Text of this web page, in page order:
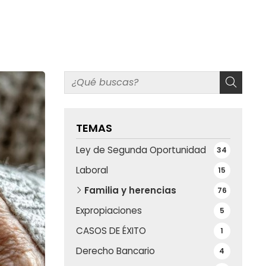
TEMAS
Ley de Segunda Oportunidad 34
Laboral 15
Familia y herencias 76
Expropiaciones 5
CASOS DE ÉXITO 1
Derecho Bancario 4